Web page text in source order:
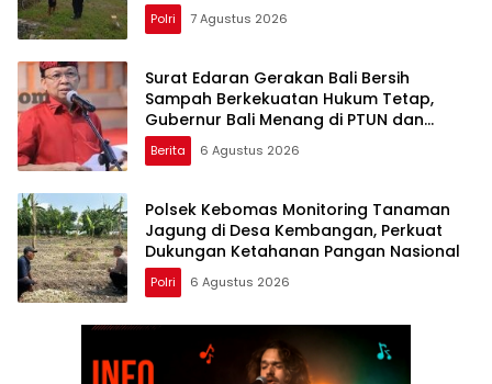
Polri 7 Agustus 2026
Surat Edaran Gerakan Bali Bersih
Sampah Berkekuatan Hukum Tetap,
Gubernur Bali Menang di PTUN dan
Banding
Berita 6 Agustus 2026
Polsek Kebomas Monitoring Tanaman
Jagung di Desa Kembangan, Perkuat
Dukungan Ketahanan Pangan Nasional
Polri 6 Agustus 2026